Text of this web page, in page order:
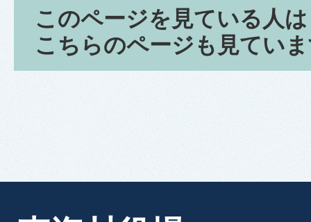
このページを見ている人は
こちらのページも見てい